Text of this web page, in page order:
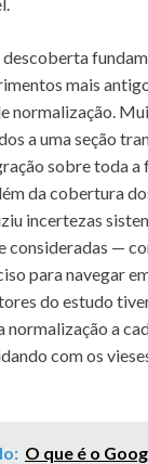
mais
normalização.
a uma seção
sobre toda a
da cobertura
incertezas
—
para navegar
do estudo
normalização a
com os
O que é o